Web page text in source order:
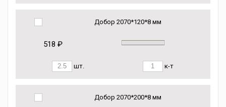
Добор 2070*120*8 мм
518 ₽
шт. к-т
Добор 2070*200*8 мм